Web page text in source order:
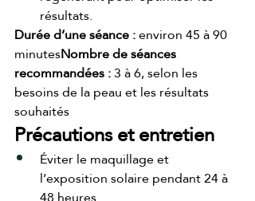
résultats.
Durée d’une séance : environ 45 à 90
minutesNombre de séances
recommandées : 3 à 6, selon les
besoins de la peau et les résultats
souhaités
Précautions et entretien
Éviter le maquillage et
l’exposition solaire pendant 24 à